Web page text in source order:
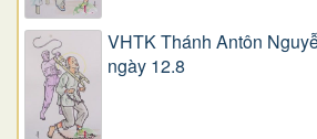
VHTK Thánh Antôn
ngày 12.8